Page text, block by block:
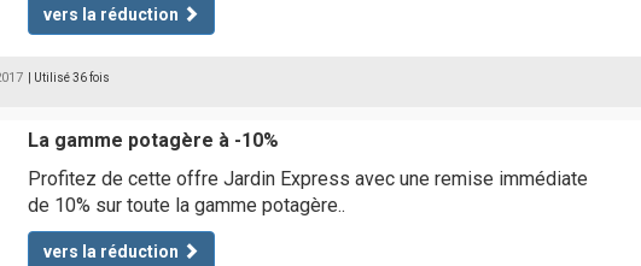
vers la réduction
| Utilisé 36 fois
La gamme potagère à -10%
Profitez de cette offre Jardin Express avec une remise immédiate
de 10% sur toute la gamme potagère..
vers la réduction